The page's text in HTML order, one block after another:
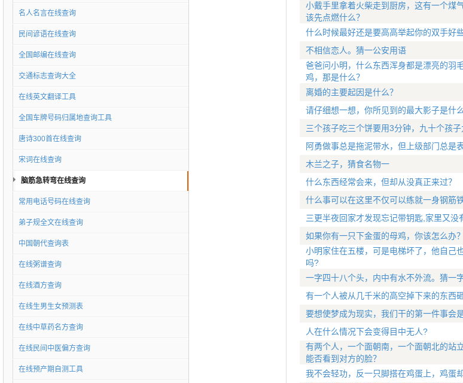
名人名言在线查询
民间谚语在线查询
全国邮编在线查询
交通标志查询大全
在线英文翻译工具
全国车牌号码归属地查询工具
唐诗300首在线查询
宋词在线查询
脑筋急转弯在线查询
常用电话号码在线查询
弟子规全文在线查询
中国朝代查询表
在线粥谱查询
在线酒方查询
在线生男生女预测表
在线中草药名方查询
在线民间中医偏方查询
在线预产期自测工具
小戴手里拿着火柴走到厨房，这有一个煤
该先点燃什么？
什么时候最好还是要高高举起你的双手好
不相信恋人。猜一公安用语
爸爸问小明，什么东西浑身都是漂亮的羽
鸡，那是什么？
离婚的主要起因是什么？
请仔细想一想，你所见到的最大影子是什么
三个孩子吃三个饼要用3分钟，九十个孩
阿勇做事总是拖泥带水，但上级部门总是
木兰之子，猜食名物一
什么东西经常会来，但却从没真正来过？
什么事可以在这里不仅可以练就一身钢筋
三更半夜回家才发现忘记带钥匙,家里又
如果你有一只下金蛋的母鸡，你该怎么办？
小明家住在五楼，可是电梯坏了，他自己
吗?
一字四十八个头，内中有水不外流。猜一字
有一个人被从几千米的高空掉下来的东西
要想使梦成为现实，我们干的第一件事会
人在什么情况下会变得目中无人?
有两个人，一个面朝南，一个面朝北的站
能否看到对方的脸？
我不会轻功，反一只脚搭在鸡蛋上，鸡蛋